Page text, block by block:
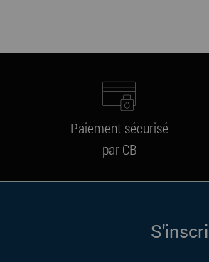
Paiement sécurisé
par CB